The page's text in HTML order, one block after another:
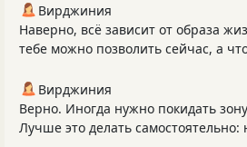
Вирджиния
Наверно, всё зависит от образа
тебе можно позволить сейчас, а
Вирджиния
Верно. Иногда нужно покидать
Лучше это делать самостоятельно: